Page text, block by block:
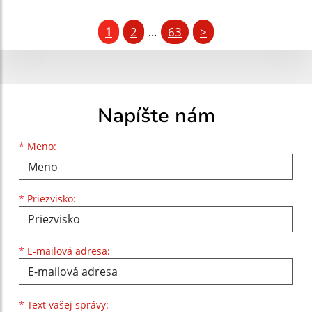
1 2 ... 63 >
Napíšte nám
* Meno:
Meno
* Priezvisko:
Priezvisko
* E-mailová adresa:
E-mailová adresa
* Text vašej správy: